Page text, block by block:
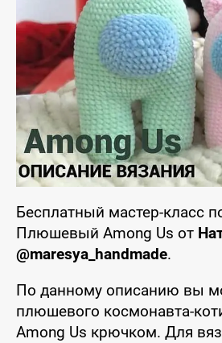
Бесплатный мастер-класс
Плюшевый Among Us от
@maresya_handmade.
По данному описанию вы
плюшевого космонавта-
Among Us крючком. Для